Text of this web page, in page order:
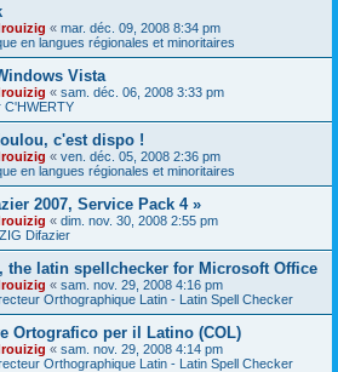
« mar. déc. 09, 2008 8:34 pm
en langues régionales et minoritaires
Vista
« sam. déc. 06, 2008 3:33 pm
C'HWERTY
c'est dispo !
« ven. déc. 05, 2008 2:36 pm
en langues régionales et minoritaires
2007, Service Pack 4 »
« dim. nov. 30, 2008 2:55 pm
Difazier
the latin spellchecker for Microsoft Office
« sam. nov. 29, 2008 4:16 pm
Orthographique Latin - Latin Spell Checker
Ortografico per il Latino (COL)
« sam. nov. 29, 2008 4:14 pm
Orthographique Latin - Latin Spell Checker